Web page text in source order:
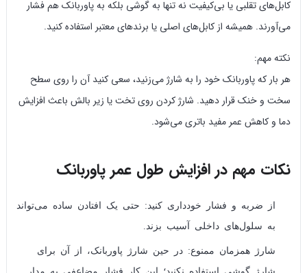
کابل‌های تقلبی یا بی‌کیفیت نه تنها به گوشی بلکه به پاوربانک هم فشار
می‌آورند. همیشه از کابل‌های اصلی یا برندهای معتبر استفاده کنید.
نکته مهم:
هر بار که پاوربانک خود را به شارژ می‌زنید، سعی کنید آن را روی سطح
سخت و خنک قرار دهید. شارژ کردن روی تخت یا زیر بالش باعث افزایش
دما و کاهش عمر مفید باتری می‌شود.
نکات مهم در افزایش طول عمر پاوربانک
از ضربه و فشار خودداری کنید: حتی یک افتادن ساده می‌تواند
به سلول‌های داخلی آسیب بزند.
شارژ همزمان ممنوع: در حین شارژ پاوربانک، از آن برای
شارژ گوشی استفاده نکنید؛ این کار فشار مضاعفی به مدار